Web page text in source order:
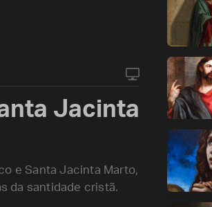
Jacinta
e Santa Jacinta Marto,
da santidade cristã.